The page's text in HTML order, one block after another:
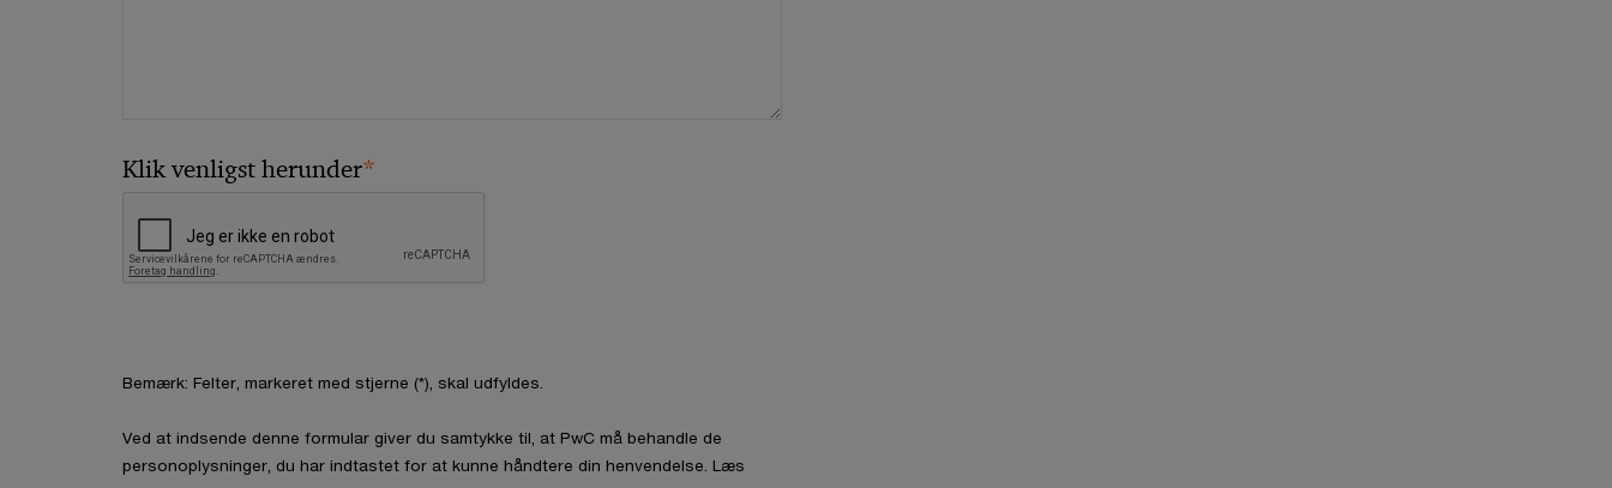
Klik venligst herunder*
Bemærk: Felter, markeret med stjerne (*), skal udfyldes.
Ved at indsende denne formular giver du samtykke til, at PwC må behandle de
personoplysninger, du har indtastet for at kunne håndtere din henvendelse. Læs